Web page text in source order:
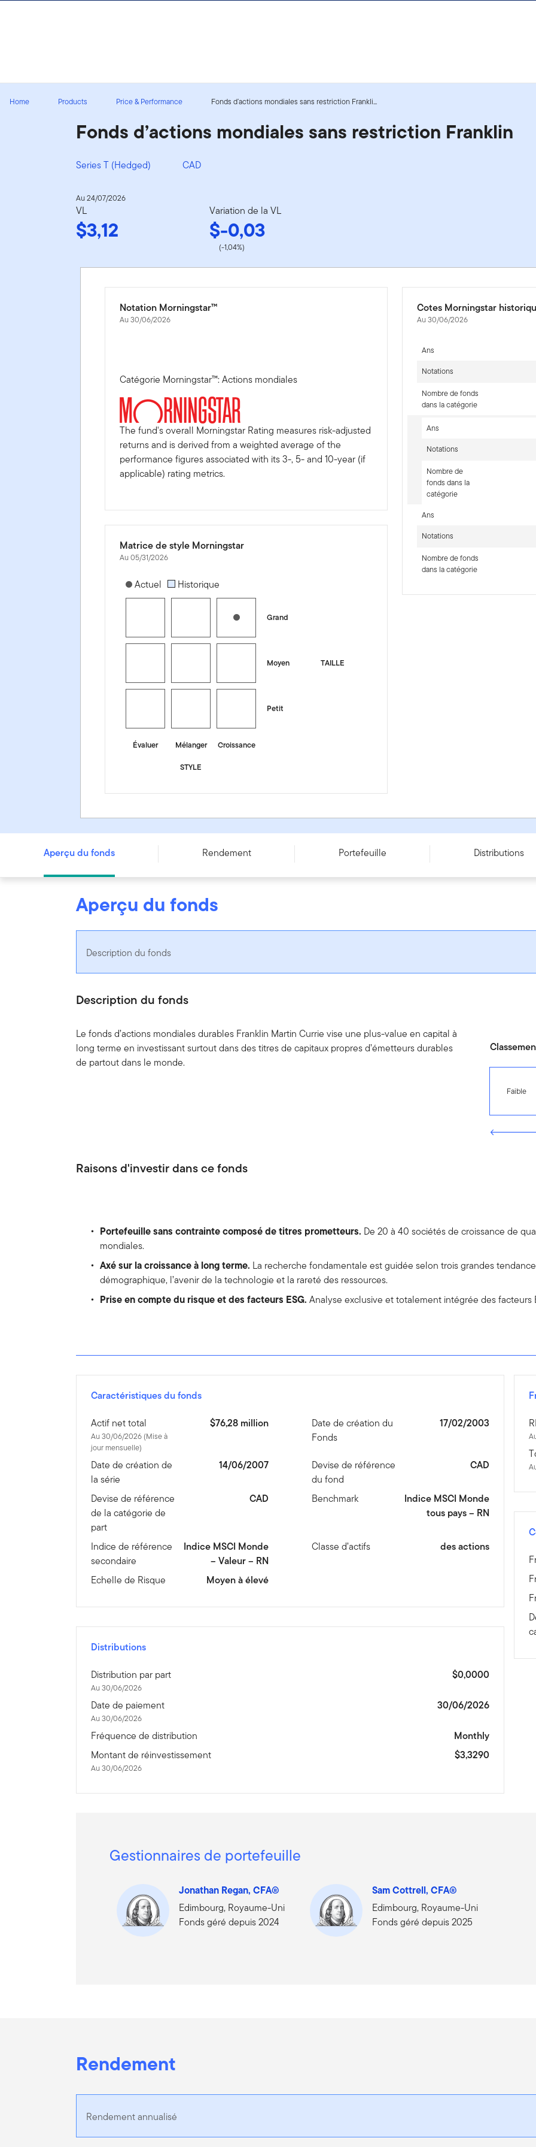
Home Products Price & Performance Fonds d’actions mondiales sans restriction Frankli...
Fonds d’actions mondiales sans restriction Franklin
Series T (Hedged) CAD
Au 24/07/2026
VL
$3,12
Variation de la VL
$-0,03
(-1,04%)
Notation Morningstar™
Au 30/06/2026
Catégorie Morningstar™: Actions mondiales
The fund's overall Morningstar Rating measures risk-adjusted
returns and is derived from a weighted average of the
performance figures associated with its 3-, 5- and 10-year (if
applicable) rating metrics.
Matrice de style Morningstar
Au 05/31/2026
[products.morningstar-stylebox-title-sr-equity]
Actuel Historique
Grand
TAILLE
Moyen
Petit
Évaluer Mélanger
Croissance
STYLE
Cotes Morningstar
Au 30/06/2026
Ans
Notations
Nombre de fonds
dans la catégorie
Ans
Notations
Nombre de
fonds dans la
catégorie
Ans
Notations
Nombre de fonds
dans la catégorie
Fonds d’actions mondiales sans restriction Franklin - Series T (Hedged) - CAD
Aperçu du fonds Rendement Portefeuille Distributions
Aperçu du fonds
Description du fonds
Description du fonds
Le fonds d’actions mondiales durables Franklin Martin Currie vise une plus-value en capital à
long terme en investissant surtout dans des titres de capitaux propres d’émetteurs durables
de partout dans le monde.
Faible
Raisons d'investir dans ce fonds
Portefeuille sans contrainte composé de titres prometteurs. De 20 à 40 sociétés de croissance de
mondiales.
Axé sur la croissance à long terme. La recherche fondamentale est guidée selon trois grandes
démographique, l’avenir de la technologie et la rareté des ressources.
Prise en compte du risque et des facteurs ESG. Analyse exclusive et totalement intégrée des
Caractéristiques du fonds
Actif net total
Au 30/06/2026 (Mise à
jour mensuelle)
$76,28 million
Date de création du
Fonds
17/02/2003
Date de création de
la série
14/06/2007
Devise de référence
du fond
CAD
Devise de référence
de la catégorie de
part
CAD Benchmark
Indice MSCI Monde
tous pays – RN
Indice de référence
secondaire
Indice MSCI Monde
– Valeur – RN
Classe d’actifs des actions
Echelle de Risque Moyen à élevé
Distributions
Distribution par part
Au 30/06/2026
$0,0000
Date de paiement
Au 30/06/2026
30/06/2026
Fréquence de distribution
Monthly
Montant de réinvestissement
Au 30/06/2026
$3,3290
Gestionnaires de portefeuille
Jonathan Regan, CFA®
Edimbourg, Royaume-Uni
Fonds géré depuis 2024
Sam Cottrell, CFA®
Edimbourg, Royaume-Uni
Fonds géré depuis 2025
Rendement
Rendement annualisé